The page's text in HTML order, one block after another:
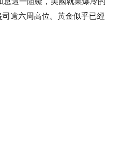
逾六周高位。黃金似乎已經